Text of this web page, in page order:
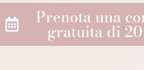
Prenota una
gratuita di